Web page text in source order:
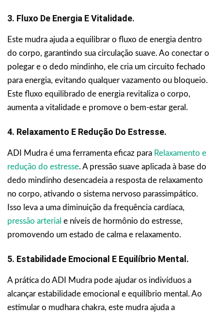
3. Fluxo De Energia E Vitalidade.
Este mudra ajuda a equilibrar o fluxo de energia dentro
do corpo, garantindo sua circulação suave. Ao conectar o
polegar e o dedo mindinho, ele cria um circuito fechado
para energia, evitando qualquer vazamento ou bloqueio.
Este fluxo equilibrado de energia revitaliza o corpo,
aumenta a vitalidade e promove o bem-estar geral.
4. Relaxamento E Redução Do Estresse.
ADI Mudra é uma ferramenta eficaz para Relaxamento e
redução do estresse. A pressão suave aplicada à base do
dedo mindinho desencadeia a resposta de relaxamento
no corpo, ativando o sistema nervoso parassimpático.
Isso leva a uma diminuição da frequência cardíaca,
pressão arterial e níveis de hormônio do estresse,
promovendo um estado de calma e relaxamento.
5. Estabilidade Emocional E Equilíbrio Mental.
A prática do ADI Mudra pode ajudar os indivíduos a
alcançar estabilidade emocional e equilíbrio mental. Ao
estimular o mudhara chakra, este mudra ajuda a